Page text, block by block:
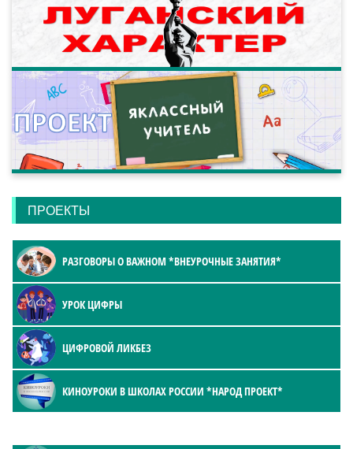
ПРОЕКТЫ
РАЗГОВОРЫ О ВАЖНОМ *ВНЕУРОЧНЫЕ ЗАНЯТИЯ*
УРОК ЦИФРЫ
ЦИФРОВОЙ ЛИКБЕЗ
КИНОУРОКИ В ШКОЛАХ РОССИИ *НАРОД ПРОЕКТ*